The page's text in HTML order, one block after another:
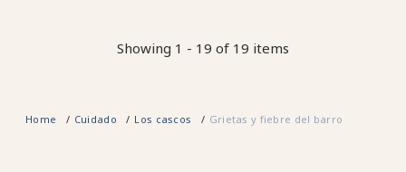
Showing 1 - 19 of 19 items
Home Cuidado Los cascos Grietas y fiebre del barro